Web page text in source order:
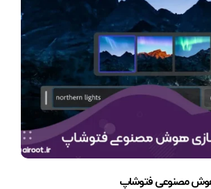
مصنوعی فتوشاپ